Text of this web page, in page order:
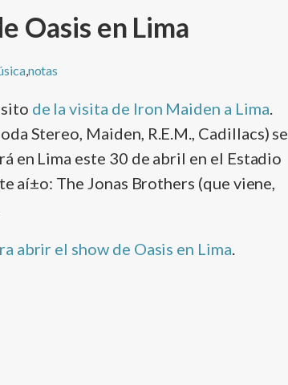
Oasis en Lima
,notas
de la visita de Iron Maiden a Lima.
Stereo, Maiden, R.E.M., Cadillacs) se
en Lima este 30 de abril en el Estadio
aí±o: The Jonas Brothers (que viene,
abrir el show de Oasis en Lima.